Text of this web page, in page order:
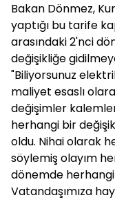
Bakan Dönmez,
yaptığı bu tarife
arasındaki 2'nci
değişikliğe
"Biliyorsunuz
maliyet esaslı
değişimler
herhangi bir
oldu. Nihai olarak
söylemiş olayım
dönemde
Vatandaşımıza